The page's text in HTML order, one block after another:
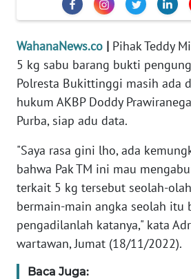
WahanaNews.co | Pihak Teddy
5 kg sabu barang bukti
Polresta Bukittinggi masih ada
hukum AKBP Doddy
Purba, siap adu data.
"Saya rasa gini lho, ada
bahwa Pak TM ini mau
terkait 5 kg tersebut seolah-
bermain-main angka seolah itu
pengadilanlah katanya," kata
wartawan, Jumat (18/11/2022).
Baca Juga:
OLAHRAGA
OPINI
EDITORIAL
Informasi
INDEKS
BERITA
KONTAK
IKLAN